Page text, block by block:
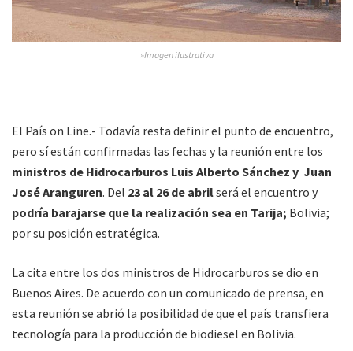
»Imagen ilustrativa
El País on Line.- Todavía resta definir el punto de encuentro,
pero sí están confirmadas las fechas y la reunión entre los
ministros de Hidrocarburos Luis Alberto Sánchez y Juan
José Aranguren. Del 23 al 26 de abrilserá el encuentro y
podría barajarse que la realización sea en Tarija; Bolivia;
por su posición estratégica.
La cita entre los dos ministros de Hidrocarburos se dio en
Buenos Aires. De acuerdo con un comunicado de prensa, en
esta reunión se abrió la posibilidad de que el país transfiera
tecnología para la producción de biodiesel en Bolivia.